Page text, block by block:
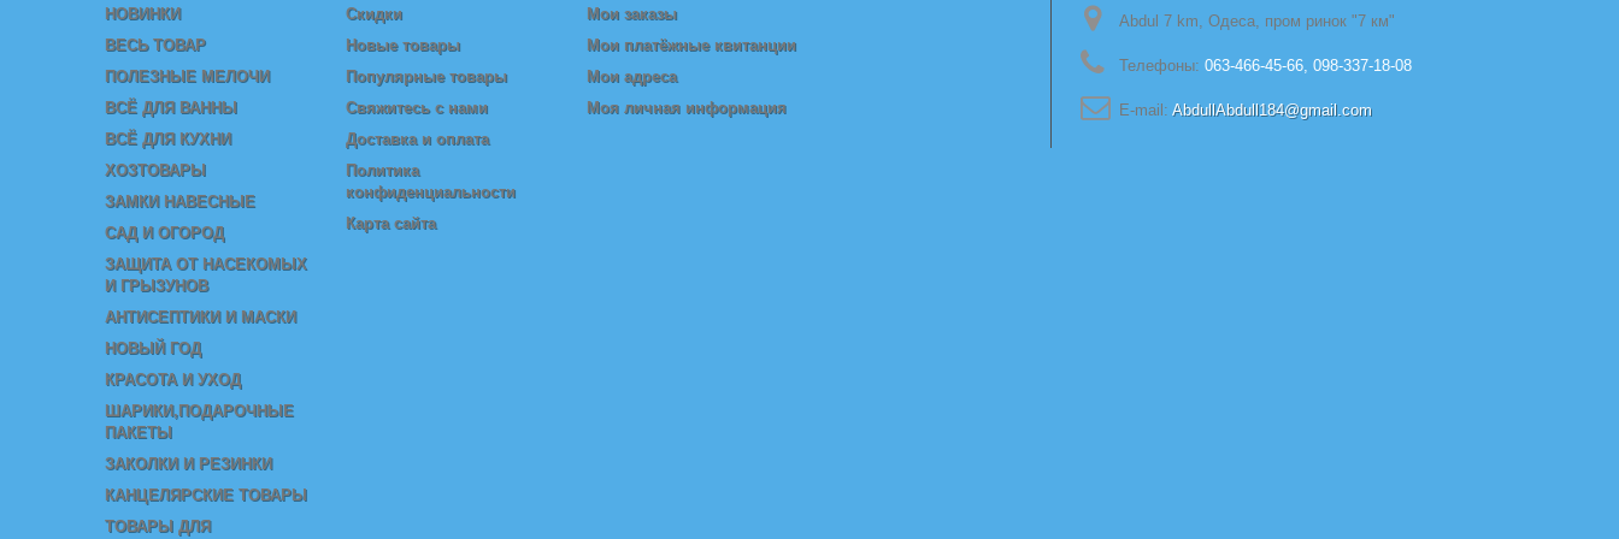
НОВИНКИ
ВЕСЬ ТОВАР
ПОЛЕЗНЫЕ МЕЛОЧИ
ВСЁ ДЛЯ ВАННЫ
ВСЁ ДЛЯ КУХНИ
ХОЗТОВАРЫ
ЗАМКИ НАВЕСНЫЕ
САД И ОГОРОД
ЗАЩИТА ОТ НАСЕКОМЫХ
И ГРЫЗУНОВ
АНТИСЕПТИКИ И МАСКИ
НОВЫЙ ГОД
КРАСОТА И УХОД
ШАРИКИ,ПОДАРОЧНЫЕ
ПАКЕТЫ
ЗАКОЛКИ И РЕЗИНКИ
КАНЦЕЛЯРСКИЕ ТОВАРЫ
ТОВАРЫ ДЛЯ
Скидки
Новые товары
Популярные товары
Свяжитесь с нами
Доставка и оплата
Политика
конфиденциальности
Карта сайта
Мои заказы
Мои платёжные квитанции
Мои адреса
Моя личная информация
Abdul 7 km, Одеса, пром ринок "7 км"
Телефоны: 063-466-45-66, 098-337-18-08
E-mail: AbdullAbdull184@gmail.com